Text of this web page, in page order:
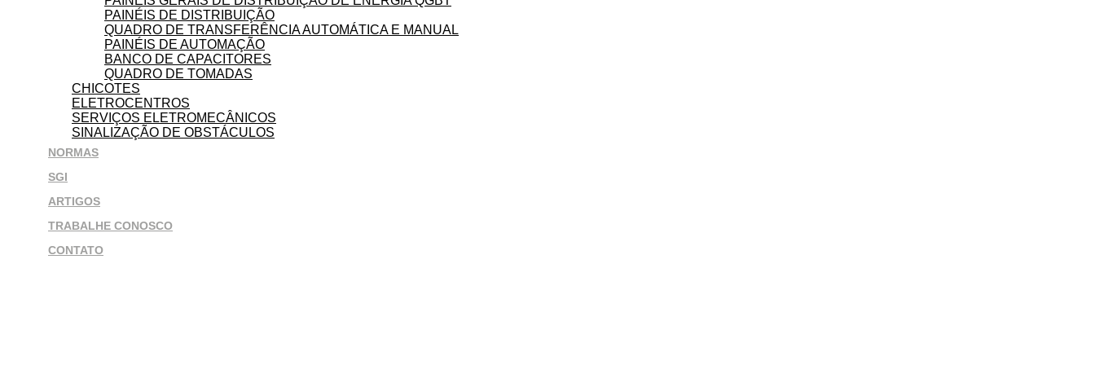
PAINÉIS DE DISTRIBUIÇÃO
QUADRO DE TRANSFERÊNCIA AUTOMÁTICA E MANUAL
PAINÉIS DE AUTOMAÇÃO
BANCO DE CAPACITORES
QUADRO DE TOMADAS
CHICOTES
ELETROCENTROS
SERVIÇOS ELETROMECÂNICOS
SINALIZAÇÃO DE OBSTÁCULOS
NORMAS
SGI
ARTIGOS
TRABALHE CONOSCO
CONTATO